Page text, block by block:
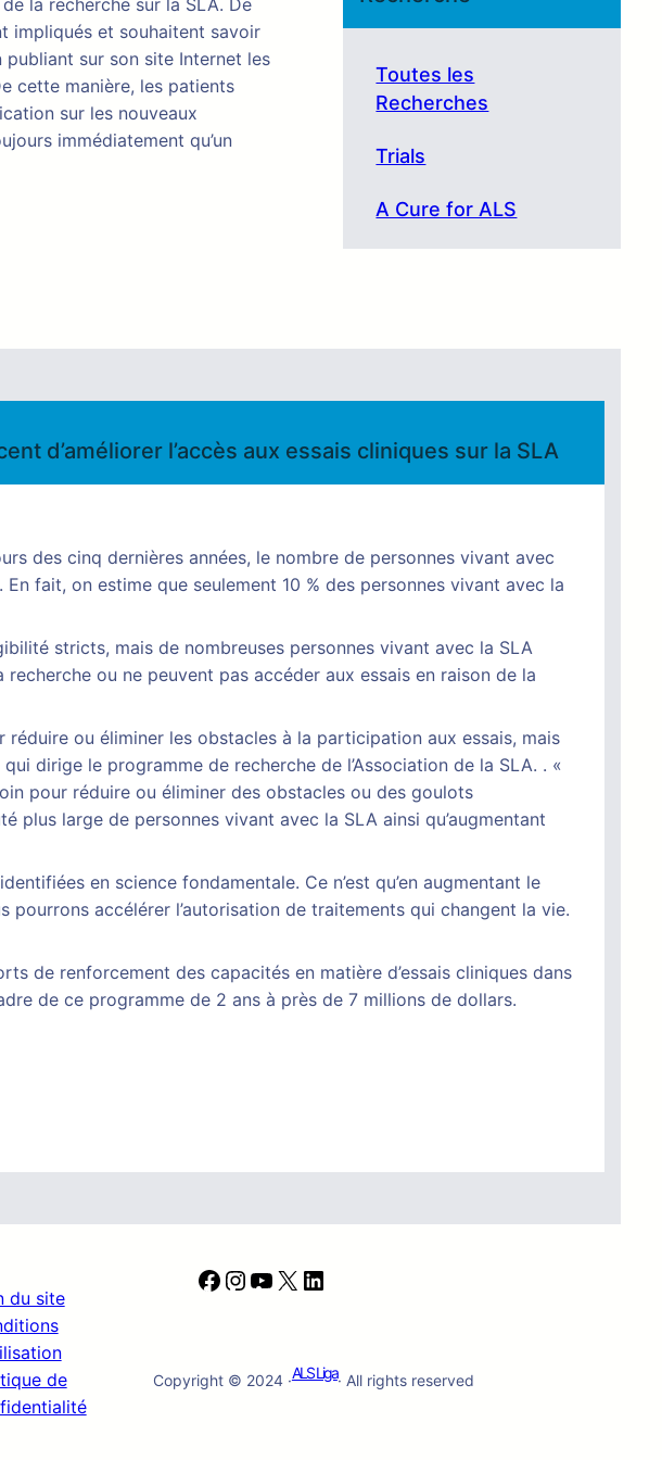
la recherche sur la SLA. De
impliqués et souhaitent savoir
sur son site Internet les
cette manière, les patients
sur les nouveaux
immédiatement qu’un
Toutes les
Recherches
Trials
A Cure for ALS
d’améliorer l’accès aux essais cliniques sur la SLA
des cinq dernières années, le nombre de personnes vivant avec
fait, on estime que seulement 10 % des personnes vivant avec la
stricts, mais de nombreuses personnes vivant avec la SLA
ou ne peuvent pas accéder aux essais en raison de la
ou éliminer les obstacles à la participation aux essais, mais
dirige le programme de recherche de l’Association de la SLA. . «
pour réduire ou éliminer des obstacles ou des goulots
plus large de personnes vivant avec la SLA ainsi qu’augmentant
en science fondamentale. Ce n’est qu’en augmentant le
accélérer l’autorisation de traitements qui changent la vie.
de renforcement des capacités en matière d’essais cliniques dans
de ce programme de 2 ans à près de 7 millions de dollars.
du site
de
F
b
I
a
Y
u
X
k
e
Copyright © 2024 ·ALS Liga· All rights reserved